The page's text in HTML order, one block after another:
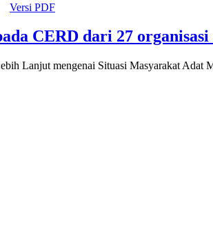
Versi PDF
CERD dari 27
Lanjut mengenai Situasi Masyarakat Adat